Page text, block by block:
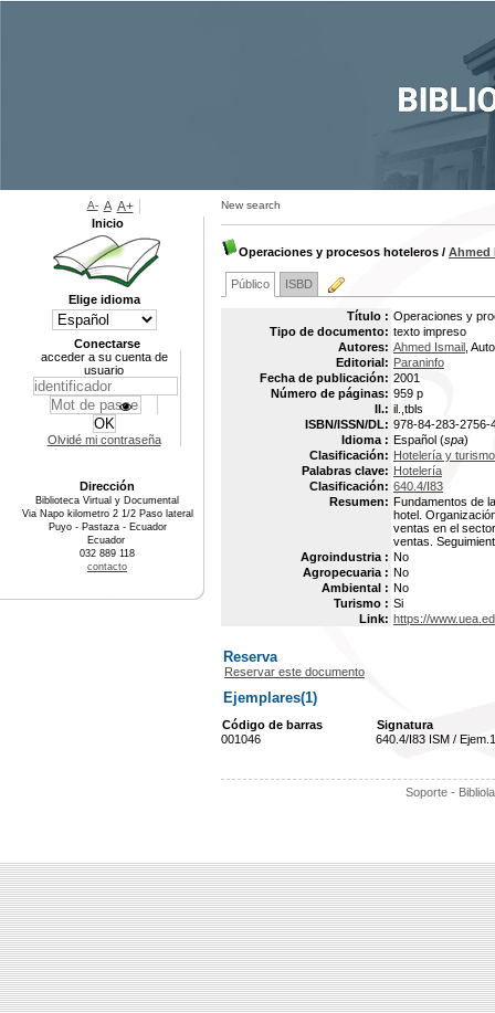
New search
Operaciones y procesos hoteleros / Ahmed
Público ISBD
Título : Operaciones y
Tipo de documento: texto impreso
Autores: Ahmed Ismail ,
Editorial: Paraninfo
Fecha de publicación: 2001
Número de páginas: 959 p
Il.: il.,tbls
ISBN/ISSN/DL: 978-84-283-2756-
Idioma : Español (spa)
Clasificación: Hotelería y turismo
Palabras clave: Hotelería
Clasificación: 640.4/I83
Resumen: Fundamentos de
hotel.
ventas en el
ventas.
Agroindustria : No
Agropecuaria : No
Ambiental : No
Turismo : Si
Link: https://
Reserva
Reservar este documento
Ejemplares(1)
Código de barras
Signatura
001046
640.4/I83 ISM / Ejem.1
Soporte -
A- A A+
Inicio
Elige idioma
Conectarse
acceder a su cuenta de
usuario
Olvidé mi contraseña
Dirección
Biblioteca Virtual y Documental
Via Napo kilometro 2 1/2 Paso lateral
Puyo - Pastaza - Ecuador
Ecuador
032 889 118
contacto